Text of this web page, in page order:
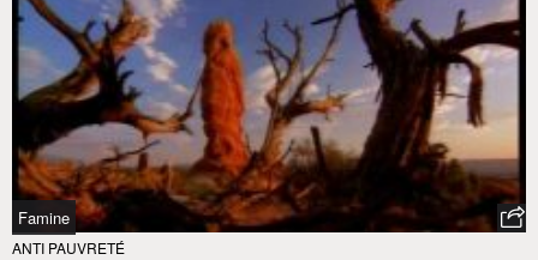
Famine
ANTI PAUVRETÉ